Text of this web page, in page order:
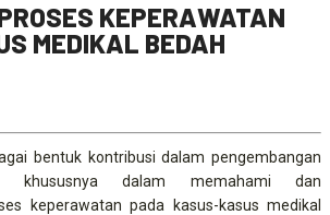
KEPERAWATAN
MEDIKAL BEDAH
bentuk kontribusi dalam pengembangan
khususnya dalam memahami dan
keperawatan pada kasus-kasus medikal